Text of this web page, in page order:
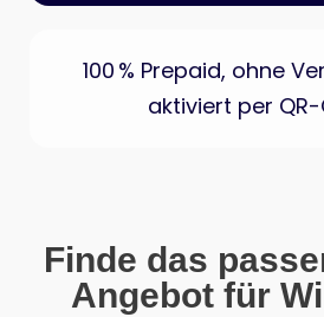
100 % Prepaid, ohne
aktiviert per
Finde das
Angebot für